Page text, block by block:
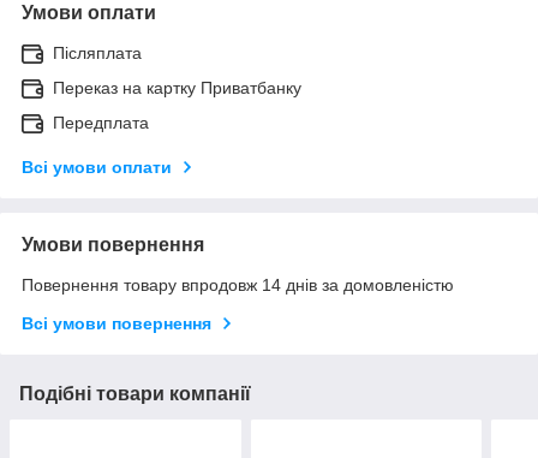
Умови оплати
Післяплата
Переказ на картку Приватбанку
Передплата
Всі умови оплати
Умови повернення
Повернення товару впродовж 14 днів за домовленістю
Всі умови повернення
Подібні товари компанії